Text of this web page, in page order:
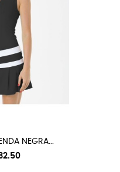
NEGRA...